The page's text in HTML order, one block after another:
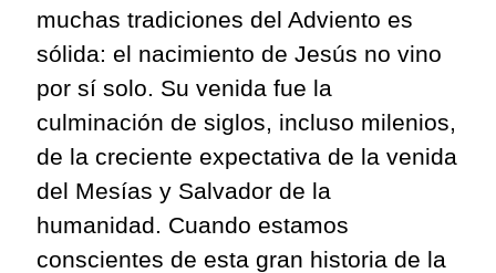
muchas tradiciones del Adviento es
sólida: el nacimiento de Jesús no vino
por sí solo. Su venida fue la
culminación de siglos, incluso milenios,
de la creciente expectativa de la venida
del Mesías y Salvador de la
humanidad. Cuando estamos
conscientes de esta gran historia de la